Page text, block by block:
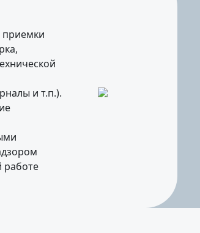
приемки
и т.п.).
работе